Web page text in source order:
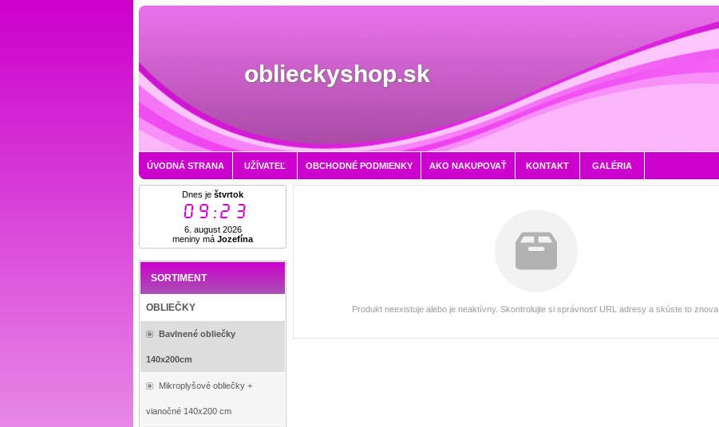
oblieckyshop.sk
ÚVODNÁ STRANA UŽÍVATEĽ OBCHODNÉ PODMIENKY AKO NAKUPOVAŤ KONTAKT GALÉRIA
Dnes ještvrtok
09:23
6. august 2026
meniny máJozefína
SORTIMENT
OBLIEČKY
Bavlnené obliečky
140x200cm
Mikroplyšové obliečky +
vianočné 140x200 cm
Produkt neexistuje alebo je neaktívny. Skontrolujte si správnosť URL adresy a skúste to znova.